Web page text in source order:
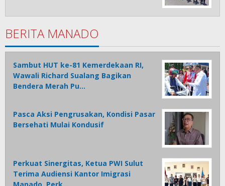
BERITA MANADO
Sambut HUT ke-81 Kemerdekaan RI,
Wawali Richard Sualang Bagikan
Bendera Merah Pu…
Pasca Aksi Pengrusakan, Kondisi Pasar
Bersehati Mulai Kondusif
Perkuat Sinergitas, Ketua PWI Sulut
Terima Audiensi Kantor Imigrasi
Manado, Perk…